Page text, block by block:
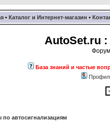
• Каталог и Интернет-магазин •
AutoSet.ru
База знаний и частые
автосигнализациям